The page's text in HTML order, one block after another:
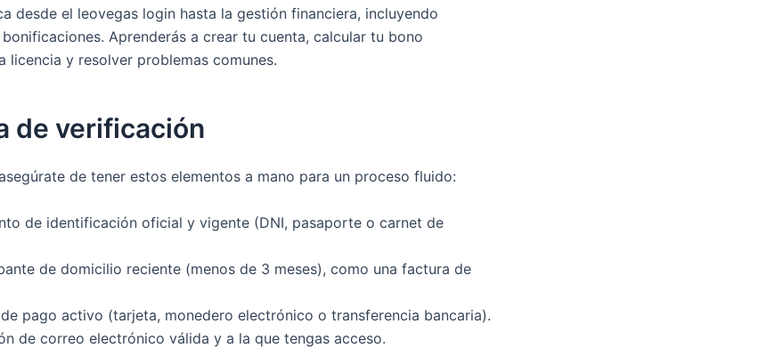
desde el leovegas login hasta la gestión financiera, incluyendo
Aprenderás a crear tu cuenta, calcular tu bono
licencia y resolver problemas comunes.
de verificación
de tener estos elementos a mano para un proceso fluido:
de identificación oficial y vigente (DNI, pasaporte o carnet de
de domicilio reciente (menos de 3 meses), como una factura de
pago activo (tarjeta, monedero electrónico o transferencia bancaria).
de correo electrónico válida y a la que tengas acceso.